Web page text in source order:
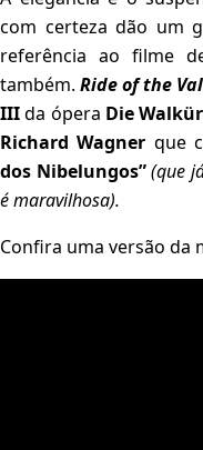
com certeza dão um
referência ao filme
também. Ride of the
IIIda ópera Die
Richard Wagner que
dos Nibelungos” (que
é maravilhosa).
Confira uma versão da